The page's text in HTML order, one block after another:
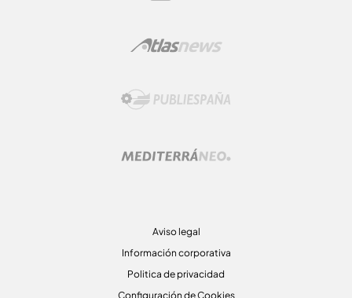
Aviso legal
Información corporativa
Politica de privacidad
Configuración de Cookies